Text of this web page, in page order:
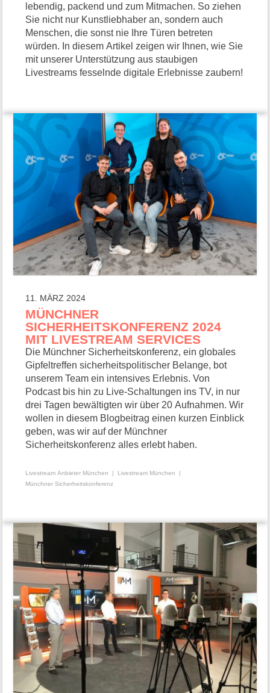
lebendig, packend und zum Mitmachen. So ziehen
Sie nicht nur Kunstliebhaber an, sondern auch
Menschen, die sonst nie Ihre Türen betreten
würden. In diesem Artikel zeigen wir Ihnen, wie Sie
mit unserer Unterstützung aus staubigen
Livestreams fesselnde digitale Erlebnisse zaubern!
11. MÄRZ 2024
MÜNCHNER
SICHERHEITSKONFERENZ 2024
MIT LIVESTREAM SERVICES
Die Münchner Sicherheitskonferenz, ein globales
Gipfeltreffen sicherheitspolitischer Belange, bot
unserem Team ein intensives Erlebnis. Von
Podcast bis hin zu Live-Schaltungen ins TV, in nur
drei Tagen bewältigten wir über 20 Aufnahmen. Wir
wollen in diesem Blogbeitrag einen kurzen Einblick
geben, was wir auf der Münchner
Sicherheitskonferenz alles erlebt haben.
Livestream Anbieter München
Livestream München
Münchner Sicherheitskonferenz